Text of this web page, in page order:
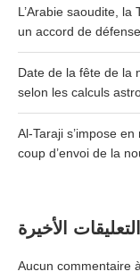
L’Arabie saoudite, la
un accord de
Date de la fête de la
selon les calculs
Al-Taraji s’impose
coup d’envoi de la
التعليقات الأخيرة
Aucun commentaire